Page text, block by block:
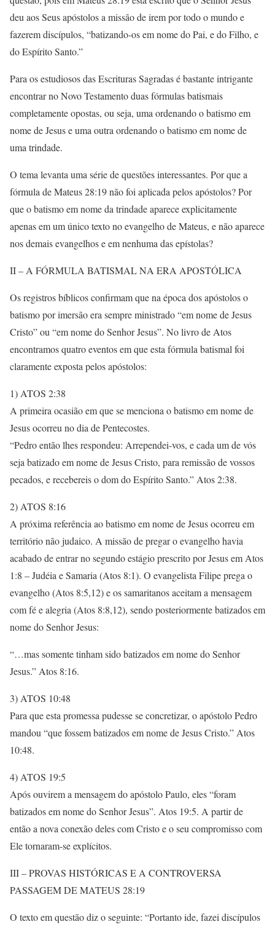
deu aos Seus apóstolos a missão de irem por todo o mundo e
fazerem discípulos, “batizando-os em nome do Pai, e do Filho, e
do Espírito Santo.”
Para os estudiosos das Escrituras Sagradas é bastante intrigante
encontrar no Novo Testamento duas fórmulas batismais
completamente opostas, ou seja, uma ordenando o batismo em
nome de Jesus e uma outra ordenando o batismo em nome de
uma trindade.
O tema levanta uma série de questões interessantes. Por que a
fórmula de Mateus 28:19 não foi aplicada pelos apóstolos? Por
que o batismo em nome da trindade aparece explicitamente
apenas em um único texto no evangelho de Mateus, e não aparece
nos demais evangelhos e em nenhuma das epístolas?
II – A FÓRMULA BATISMAL NA ERA APOSTÓLICA
Os registros bíblicos confirmam que na época dos apóstolos o
batismo por imersão era sempre ministrado “em nome de Jesus
Cristo” ou “em nome do Senhor Jesus”. No livro de Atos
encontramos quatro eventos em que esta fórmula batismal foi
claramente exposta pelos apóstolos:
1) ATOS 2:38
A primeira ocasião em que se menciona o batismo em nome de
Jesus ocorreu no dia de Pentecostes.
“Pedro então lhes respondeu: Arrependei-vos, e cada um de vós
seja batizado em nome de Jesus Cristo, para remissão de vossos
pecados, e recebereis o dom do Espírito Santo.” Atos 2:38.
2) ATOS 8:16
A próxima referência ao batismo em nome de Jesus ocorreu em
território não judaico. A missão de pregar o evangelho havia
acabado de entrar no segundo estágio prescrito por Jesus em Atos
1:8 – Judéia e Samaria (Atos 8:1). O evangelista Filipe prega o
evangelho (Atos 8:5,12) e os samaritanos aceitam a mensagem
com fé e alegria (Atos 8:8,12), sendo posteriormente batizados em
nome do Senhor Jesus:
“…mas somente tinham sido batizados em nome do Senhor
Jesus.” Atos 8:16.
3) ATOS 10:48
Para que esta promessa pudesse se concretizar, o apóstolo Pedro
mandou “que fossem batizados em nome de Jesus Cristo.” Atos
10:48.
4) ATOS 19:5
Após ouvirem a mensagem do apóstolo Paulo, eles “foram
batizados em nome do Senhor Jesus”. Atos 19:5. A partir de
então a nova conexão deles com Cristo e o seu compromisso com
Ele tornaram-se explícitos.
III – PROVAS HISTÓRICAS E A CONTROVERSA
PASSAGEM DE MATEUS 28:19
O texto em questão diz o seguinte: “Portanto ide, fazei discípulos